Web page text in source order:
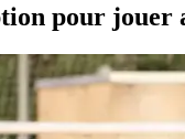
pour